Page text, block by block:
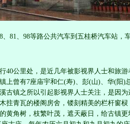
、81、98等路公共汽车到五桂桥汽车站，
40公里处，是近几年被影视界人士和旅
上曾有7座庙宇和仁(寿)、彭(山)、华(阳)
古镇之所以引起影视界人士关注，是因
拄青瓦的楼阁房舍，镂刻精美的栏杆窗
黄角树，枝繁叶茂，遮天蔽日，给古镇